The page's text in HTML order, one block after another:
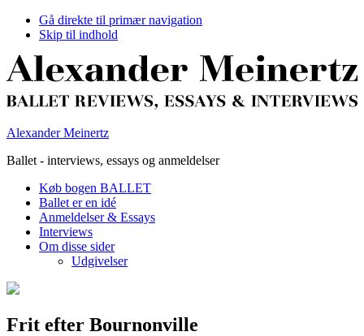
Gå direkte til primær navigation
Skip til indhold
Alexander Meinertz
Ballet - interviews, essays og anmeldelser
Køb bogen BALLET
Ballet er en idé
Anmeldelser & Essays
Interviews
Om disse sider
Udgivelser
Frit efter Bournonville